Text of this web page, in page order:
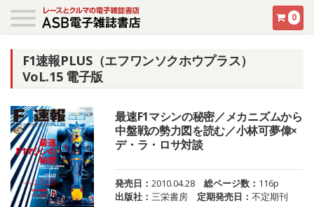
0
F1速報PLUS（エフワンソクホウプラス）
VoL.15 電子版
最速F1マシンの秘密／メカニズムから
中盤戦の勢力図を読む／小林可夢偉×
デ・ラ・ロサ対談
発売日：2010.04.28 総ページ数： 116p
出版社：三栄書房 定期発売日：不定期刊